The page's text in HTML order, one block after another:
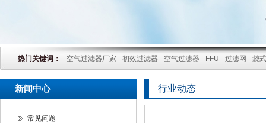
热门关键词： 空气过滤器厂家 初效过滤器 空气过滤器 FFU 过滤网 袋
新闻中心
常见问题
行业动态